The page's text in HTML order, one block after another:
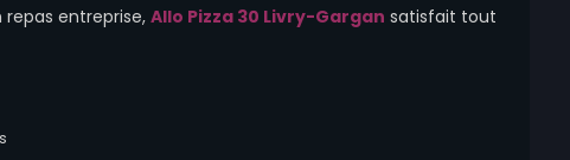
entreprise, Allo Pizza 30 Livry-Gargan satisfait tout